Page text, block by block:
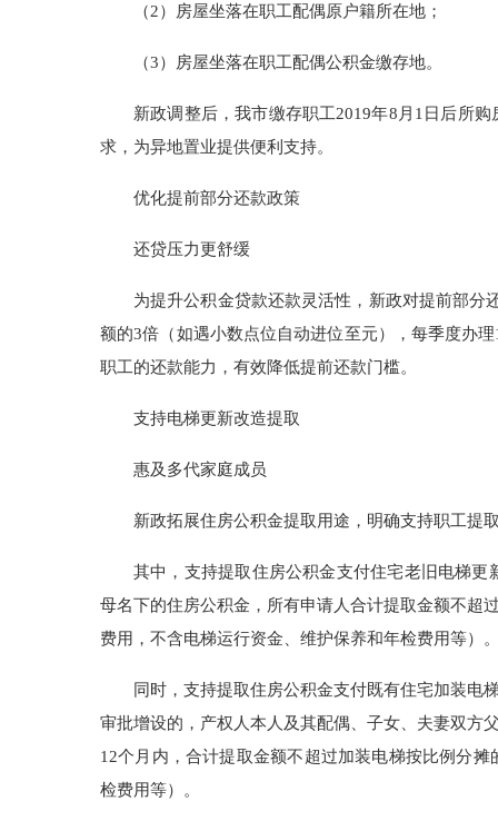
（2）房屋坐落在职工配偶原户籍所在地；
（3）房屋坐落在职工配偶公积金缴存地。
新政调整后，我市缴存职工2019年8月1日后所
求，为异地置业提供便利支持。
优化提前部分还款政策
还贷压力更舒缓
为提升公积金贷款还款灵活性，新政对提前部分
额的3倍（如遇小数点位自动进位至元），每季度办
职工的还款能力，有效降低提前还款门槛。
支持电梯更新改造提取
惠及多代家庭成员
新政拓展住房公积金提取用途，明确支持职工提
其中，支持提取住房公积金支付住宅老旧电梯
母名下的住房公积金，所有申请人合计提取金额不超
费用，不含电梯运行资金、维护保养和年检费用等）
同时，支持提取住房公积金支付既有住宅加装电
审批增设的，产权人本人及其配偶、子女、夫妻双方
12个月内，合计提取金额不超过加装电梯按比例分
检费用等）。